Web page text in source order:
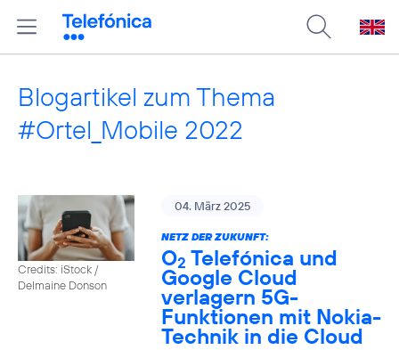
Blogartikel zum Thema
#Ortel_Mobile 2022
Credits: iStock /
Delmaine Donson
04. März 2025
NETZ DER ZUKUNFT:
O2 Telefónica und
Google Cloud
verlagern 5G-
Funktionen mit Nokia-
Technik in die Cloud